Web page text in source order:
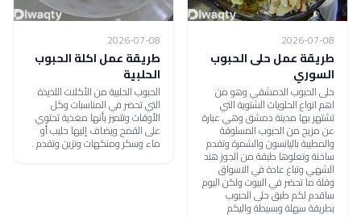
2026-07-08
طريقة عمل حلى الحبوب
السوري
حلى الحبوب الدمشقي وهو من
اهم انواع الحلويات الشتوية التي
تشتهر بها مدينة دمشق وهي عبارة
عن مزيج من الحبوب المسلوقة
والمطيبة باليانسون والشمرة وتقدم
ساخنة وتعلوها طبقة من الجوز هند
الشهي وتباع عادة في الاسواق
وقلة ما تحضر في البيوت ولكن اليوم
ساقدم لكم طبق حلى الحبوب
بطريقة سهلة وبسيطة واليكم
2026-07-08
طريقة عمل اكلة الحبوب
الحلبية
الحبوب الحلبية من الأكلات اللذيذة
التي تحضر في المناسبات وكل
الأوقات وتتميز بأنها مغذية تحتوي
على القمح ويضاف إليها حليب أو
ماء وسكر ومنكهات وتزين وتقدم .